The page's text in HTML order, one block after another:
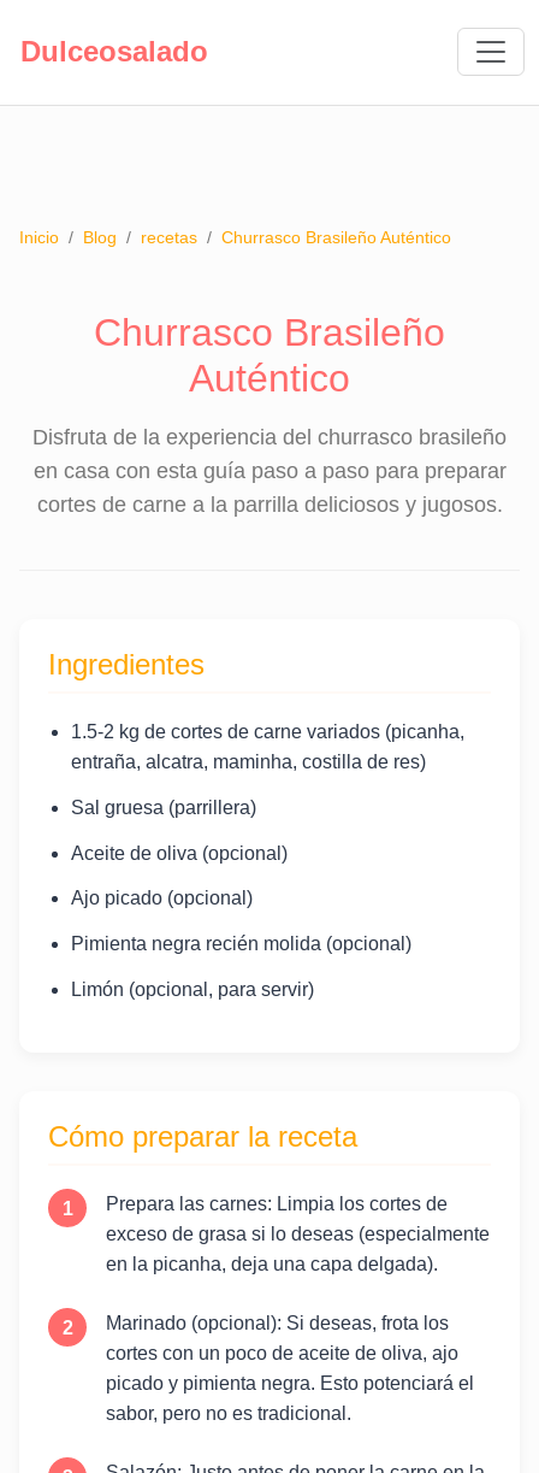
Dulceosalado
Inicio / Blog / recetas / Churrasco Brasileño Auténtico
Churrasco Brasileño
Auténtico
Disfruta de la experiencia del churrasco brasileño
en casa con esta guía paso a paso para preparar
cortes de carne a la parrilla deliciosos y jugosos.
Ingredientes
1.5-2 kg de cortes de carne variados (picanha,
entraña, alcatra, maminha, costilla de res)
Sal gruesa (parrillera)
Aceite de oliva (opcional)
Ajo picado (opcional)
Pimienta negra recién molida (opcional)
Limón (opcional, para servir)
Cómo preparar la receta
Prepara las carnes: Limpia los cortes de
exceso de grasa si lo deseas (especialmente
en la picanha, deja una capa delgada).
Marinado (opcional): Si deseas, frota los
cortes con un poco de aceite de oliva, ajo
picado y pimienta negra. Esto potenciará el
sabor, pero no es tradicional.